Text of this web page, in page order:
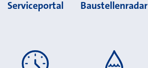
Serviceportal Baustellenradar